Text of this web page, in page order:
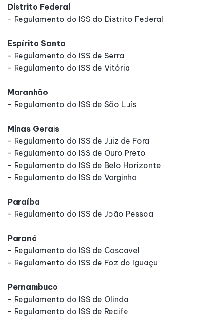
Distrito Federal
- Regulamento do ISS do Distrito Federal
Espírito Santo
- Regulamento do ISS de Serra
- Regulamento do ISS de Vitória
Maranhão
- Regulamento do ISS de São Luís
Minas Gerais
- Regulamento do ISS de Juiz de Fora
- Regulamento do ISS de Ouro Preto
- Regulamento do ISS de Belo Horizonte
- Regulamento do ISS de Varginha
Paraíba
- Regulamento do ISS de João Pessoa
Paraná
- Regulamento do ISS de Cascavel
- Regulamento do ISS de Foz do Iguaçu
Pernambuco
- Regulamento do ISS de Olinda
- Regulamento do ISS de Recife